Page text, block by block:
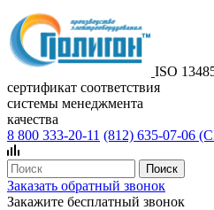
ISO
сертификат соответствия
системы менеджмента
качества
8 800 333-20-11 (812) 635-07-06
Заказать обратный звонок
Закажите бесплатный звонок